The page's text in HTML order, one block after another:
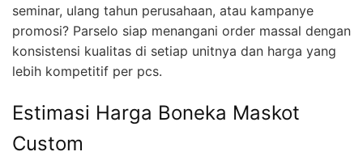
seminar, ulang tahun perusahaan, atau kampanye
promosi? Parselo siap menangani order massal dengan
konsistensi kualitas di setiap unitnya dan harga yang
lebih kompetitif per pcs.
Estimasi Harga Boneka Maskot
Custom